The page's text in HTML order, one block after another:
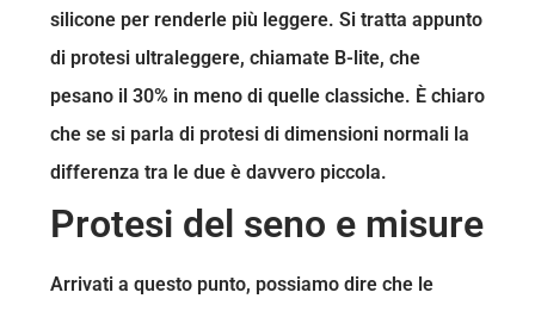
silicone per renderle più leggere. Si tratta appunto
di protesi ultraleggere, chiamate B-lite, che
pesano il 30% in meno di quelle classiche. È chiaro
che se si parla di protesi di dimensioni normali la
differenza tra le due è davvero piccola.
Protesi del seno e misure
Arrivati a questo punto, possiamo dire che le